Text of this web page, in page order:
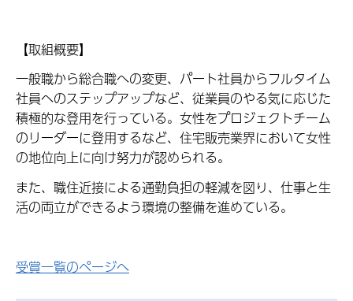
【取組概要】
一般職から総合職への変更、パート社員からフルタイム
社員へのステップアップなど、従業員のやる気に応じた
積極的な登用を行っている。女性をプロジェクトチーム
のリーダーに登用するなど、住宅販売業界において女性
の地位向上に向け努力が認められる。
また、職住近接による通勤負担の軽減を図り、仕事と生
活の両立ができるよう環境の整備を進めている。
受賞一覧のページへ